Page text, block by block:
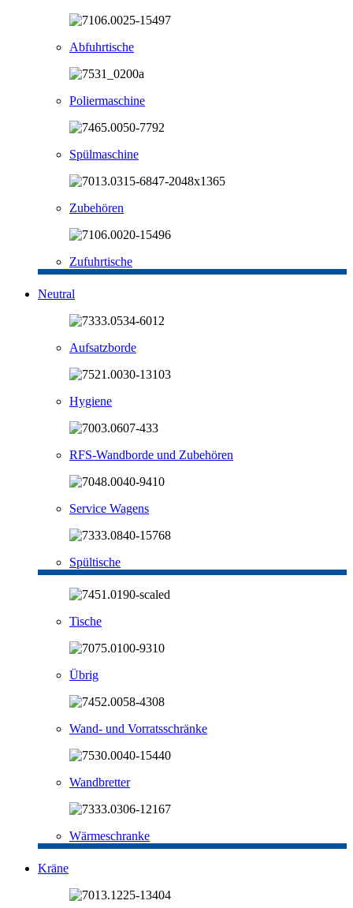
Abfuhrtische
Poliermaschine
Spülmaschine
Zubehören
Zufuhrtische
Neutral
Aufsatzborde
Hygiene
RFS-Wandborde und Zubehören
Service Wagens
Spültische
Tische
Übrig
Wand- und Vorratsschränke
Wandbretter
Wärmeschranke
Kräne